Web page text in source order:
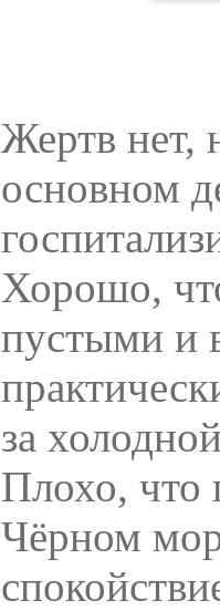
Жертв нет,
основном
Хорошо,
пустыми и
за
Плохо, что
Чёрном